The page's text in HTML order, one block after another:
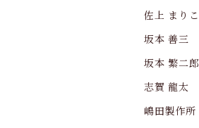
佐上 まりこ
坂本 善三
坂本 繁二郎
志賀 龍太
嶋田製作所